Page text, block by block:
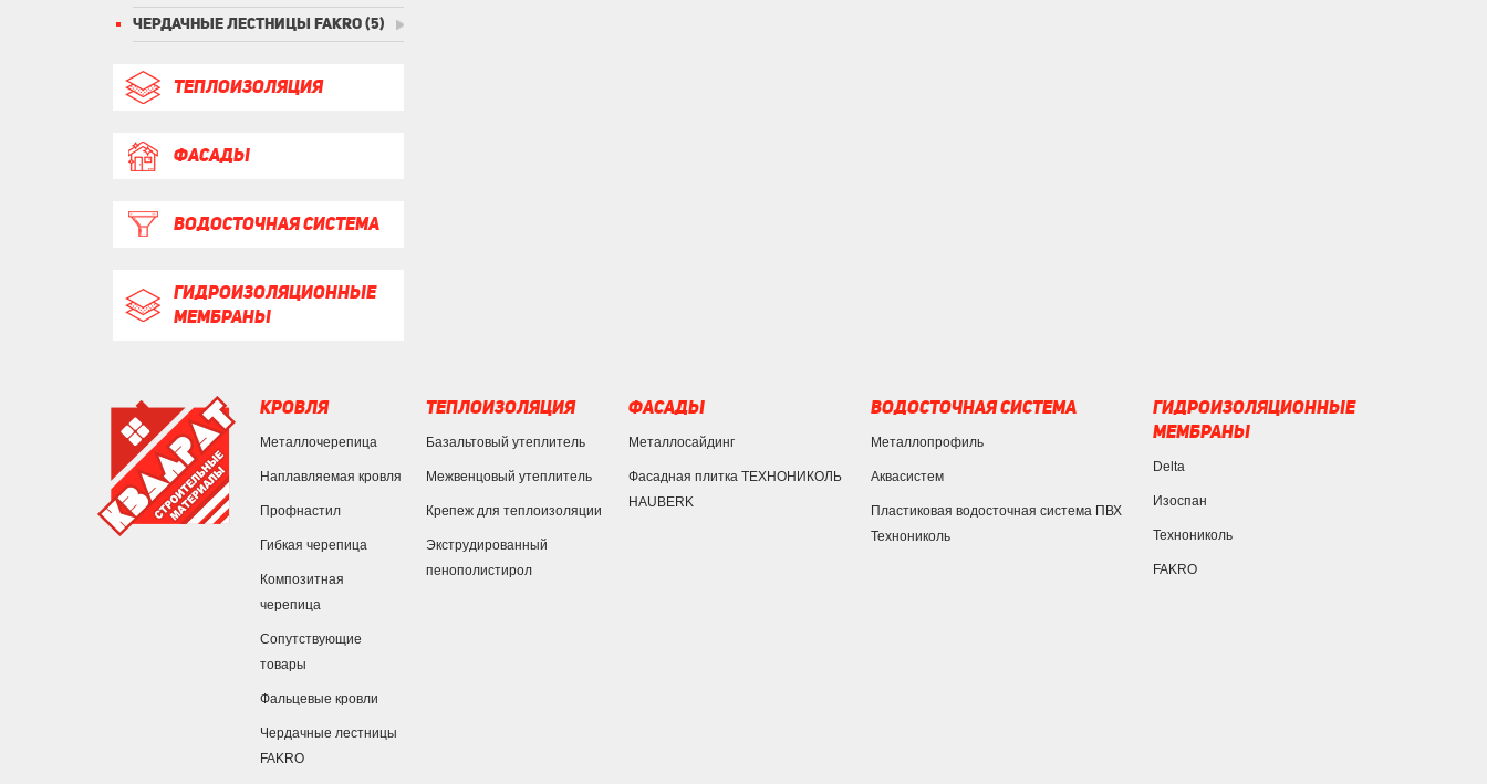
ЧЕРДАЧНЫЕ ЛЕСТНИЦЫ FAKRO(5)
ТЕПЛОИЗОЛЯЦИЯ
ФАСАДЫ
ВОДОСТОЧНАЯ СИСТЕМА
ГИДРОИЗОЛЯЦИОННЫЕ
МЕМБРАНЫ
КРОВЛЯ
Металлочерепица
Наплавляемая кровля
Профнастил
Гибкая черепица
Композитная
черепица
Сопутствующие
товары
Фальцевые кровли
Чердачные лестницы
FAKRO
ТЕПЛОИЗОЛЯЦИЯ
Базальтовый утеплитель
Межвенцовый утеплитель
Крепеж для теплоизоляции
Экструдированный
пенополистирол
ФАСАДЫ
Металлосайдинг
Фасадная плитка ТЕХНОНИКОЛЬ
HAUBERK
ВОДОСТОЧНАЯ СИСТЕМА
Металлопрофиль
Аквасистем
Пластиковая водосточная система ПВХ
Технониколь
ГИДРОИЗОЛЯЦИОННЫЕ
МЕМБРАНЫ
Delta
Изоспан
Технониколь
FAKRO